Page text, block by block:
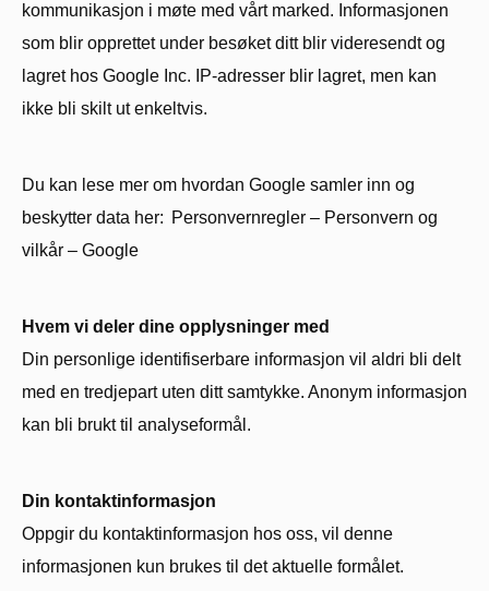
kommunikasjon i møte med vårt marked. Informasjonen
som blir opprettet under besøket ditt blir videresendt og
lagret hos Google Inc. IP-adresser blir lagret, men kan
ikke bli skilt ut enkeltvis.
Du kan lese mer om hvordan Google samler inn og
beskytter data her: Personvernregler – Personvern og
vilkår – Google
Hvem vi deler dine opplysninger med
Din personlige identifiserbare informasjon vil aldri bli delt
med en tredjepart uten ditt samtykke. Anonym informasjon
kan bli brukt til analyseformål.
Din kontaktinformasjon
Oppgir du kontaktinformasjon hos oss, vil denne
informasjonen kun brukes til det aktuelle formålet.